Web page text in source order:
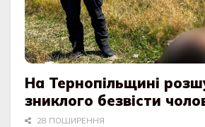
На Тернопільщині
зниклого безвісти
28 ПОШИРЕННЯ